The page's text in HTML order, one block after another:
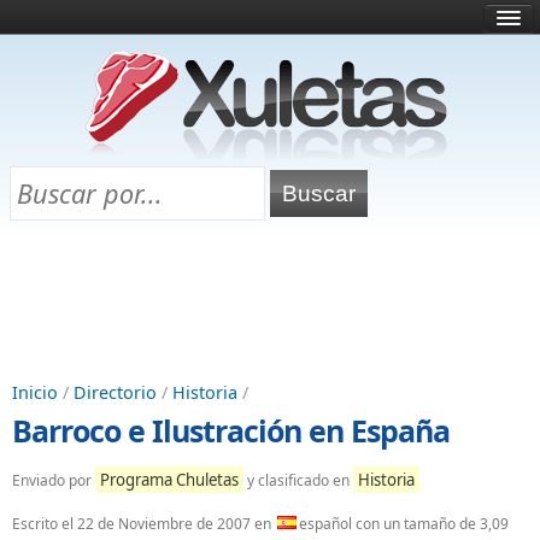
¿Qué es esto?
Directorio
Chuletas para exámenes
Inicio / Directorio / Historia /
Barroco e Ilustración en España
Enviado por Programa Chuletas y clasificado en Historia
Escrito el 22 de Noviembre de 2007en español con un tamaño de 3,09